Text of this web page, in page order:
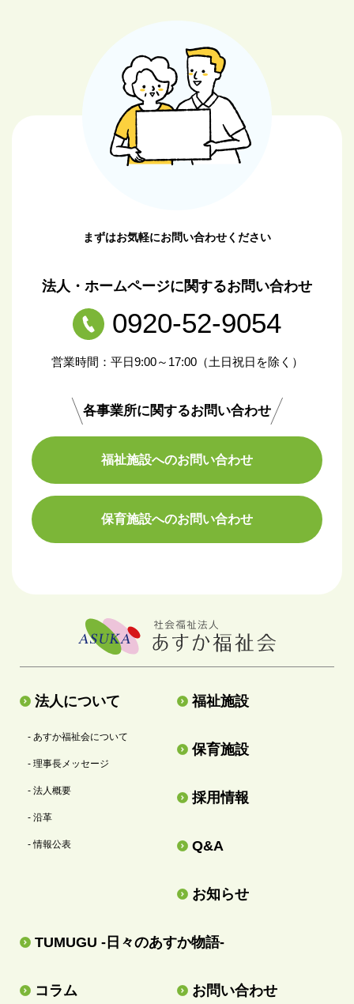
まずはお気軽にお問い合わせください
法人・ホームページに関するお問い合わせ
0920-52-9054
営業時間：平日9:00～17:00（土日祝日を除く）
各事業所に関するお問い合わせ
福祉施設へのお問い合わせ
保育施設へのお問い合わせ
法人について
- あすか福祉会について
- 理事長メッセージ
- 法人概要
- 沿革
- 情報公表
福祉施設
保育施設
採用情報
Q&A
お知らせ
TUMUGU -日々のあすか物語-
コラム お問い合わせ